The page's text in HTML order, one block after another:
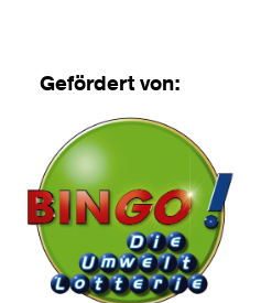
Gefördert von: